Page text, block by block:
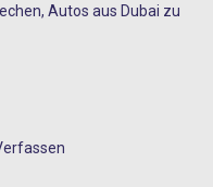
Autos aus Dubai zu